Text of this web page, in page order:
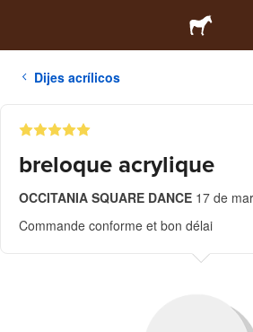
Dijes acrílicos
breloque acrylique
OCCITANIA SQUARE DANCE 17 de
Commande conforme et bon délai